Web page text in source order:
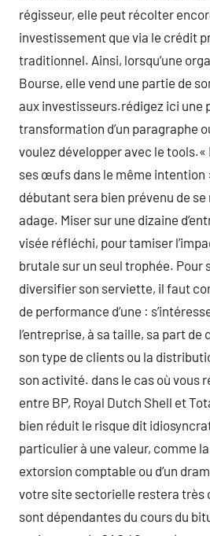
régisseur, elle peut récolter
investissement que via le crédit
traditionnel. Ainsi, lorsqu’une
Bourse, elle vend une partie de
aux investisseurs.rédigez ici une
transformation d’un paragraphe
voulez développer avec le
ses œufs dans le même intention
débutant sera bien prévenu de
adage. Miser sur une dizaine
visée réfléchi, pour tamiser
brutale sur un seul trophée. Pour
diversifier son serviette, il faut
de performance d’une :
l’entreprise, à sa taille, sa part
son type de clients ou la
son activité. dans le cas où vous
entre BP, Royal Dutch Shell et
bien réduit le risque dit
particulier à une valeur, comme la
extorsion comptable ou d’un
votre site sectorielle restera très
sont dépendantes du cours du